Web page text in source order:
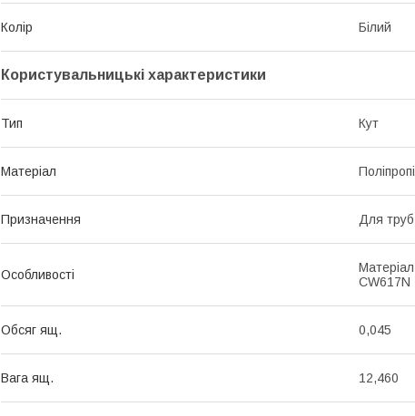
Колір Білий
Користувальницькі характеристики
Тип Кут
Матеріал
Призначення Для труб
Особливості
CW617N
Обсяг ящ. 0,045
Вага ящ. 12,460